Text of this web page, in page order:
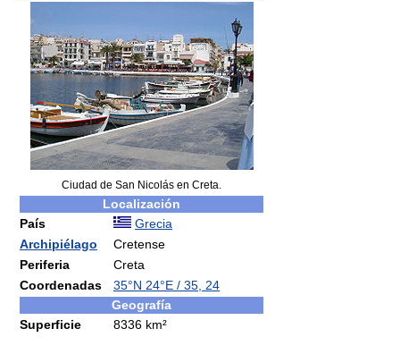
Ciudad de San Nicolás en Creta.
Localización
País
Grecia
Archipiélago
Cretense
Periferia
Creta
Coordenadas
35°N 24°E / 35 24
Geografía
Superficie
8336 km²